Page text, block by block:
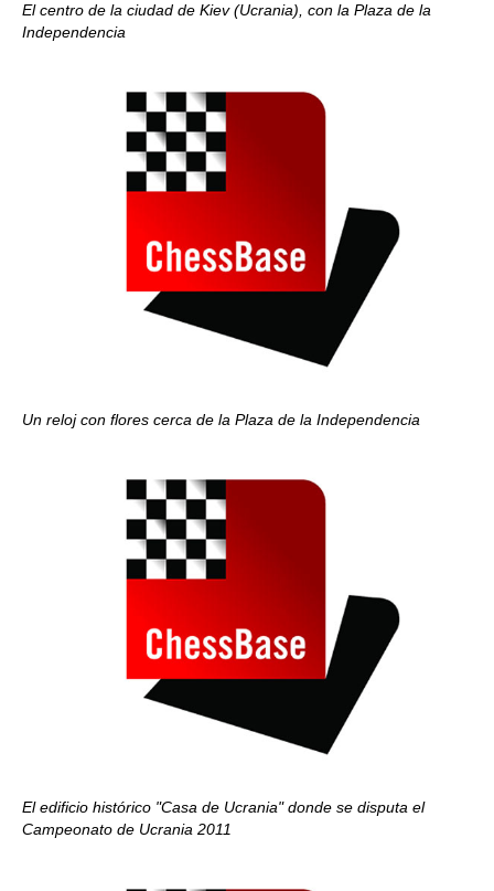
El centro de la ciudad de Kiev (Ucrania), con la Plaza de la
Independencia
Un reloj con flores cerca de la Plaza de la Independencia
El edificio histórico "Casa de Ucrania" donde se disputa el
Campeonato de Ucrania 2011